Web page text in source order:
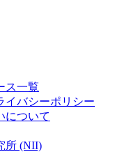
ス一覧
イバシーポリシー
について
所 (NII)